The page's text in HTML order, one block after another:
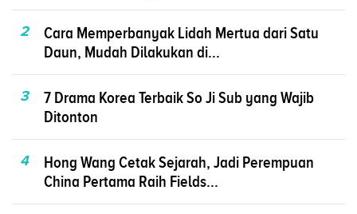
2
Cara Memperbanyak Lidah Mertua dari Satu
Daun, Mudah Dilakukan di...
3
7 Drama Korea Terbaik So Ji Sub yang Wajib
Ditonton
4
Hong Wang Cetak Sejarah, Jadi Perempuan
China Pertama Raih Fields...